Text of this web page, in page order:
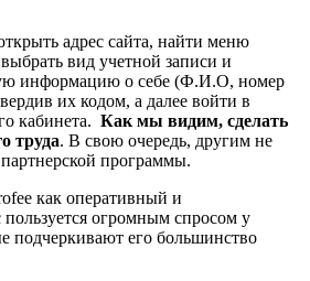
адрес сайта, найти меню
вид учетной записи и
информацию о себе (Ф.И.О, номер
их кодом, а далее войти в
кабинета. Как мы видим, сделать
труда. В свою очередь, другим не
программы.
как оперативный и
огромным спросом у
подчеркивают его большинство